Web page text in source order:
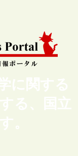
に関する
る、国立
。